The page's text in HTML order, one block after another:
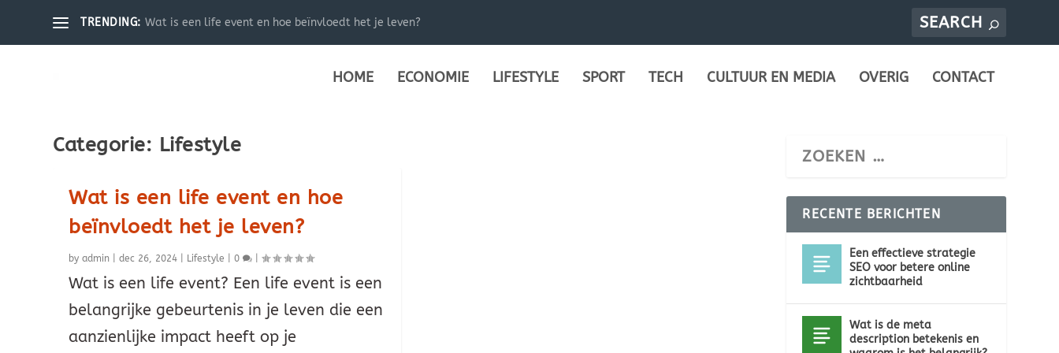
TRENDING: Wat is een life event en hoe beïnvloedt het je leven?
HOME ECONOMIE LIFESTYLE SPORT TECH CULTUUR EN MEDIA OVERIG CONTACT
Categorie: Lifestyle
Wat is een life event en hoe
beïnvloedt het je leven?
byadmin |dec 26, 2024 Lifestyle |0 |
Wat is een life event? Een life event is een
belangrijke gebeurtenis in je leven die een
aanzienlijke impact heeft op je
RECENTE BERICHTEN
Een effectieve strategie
SEO voor betere online
zichtbaarheid
Wat is de meta
description betekenis en